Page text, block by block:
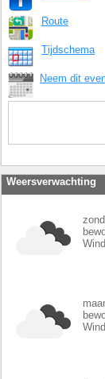
Route
Tijdschema
Neem dit
Weersverwachting